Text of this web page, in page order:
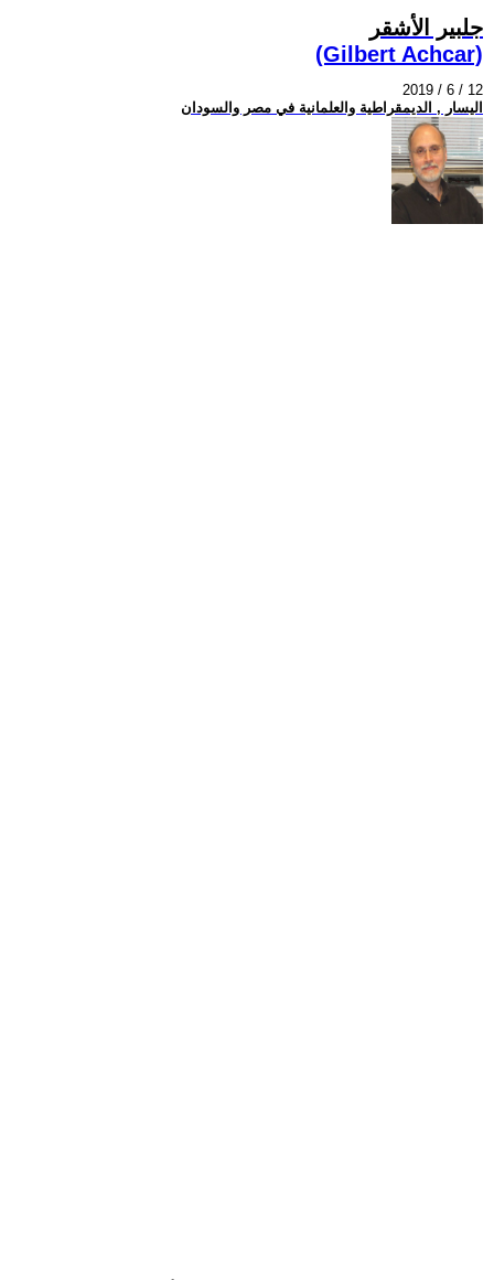
جلبير الأشقر
(Gilbert Achcar)
2019 / 6 / 12
اليسار , الديمقراطية والعلمانية في مصر والسودان